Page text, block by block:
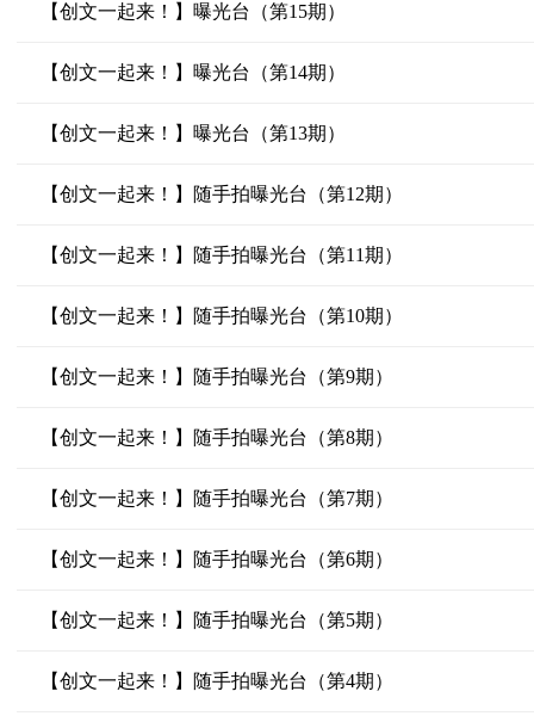
【创文一起来！】曝光台（第15期）
【创文一起来！】曝光台（第14期）
【创文一起来！】曝光台（第13期）
【创文一起来！】随手拍曝光台（第12期）
【创文一起来！】随手拍曝光台（第11期）
【创文一起来！】随手拍曝光台（第10期）
【创文一起来！】随手拍曝光台（第9期）
【创文一起来！】随手拍曝光台（第8期）
【创文一起来！】随手拍曝光台（第7期）
【创文一起来！】随手拍曝光台（第6期）
【创文一起来！】随手拍曝光台（第5期）
【创文一起来！】随手拍曝光台（第4期）